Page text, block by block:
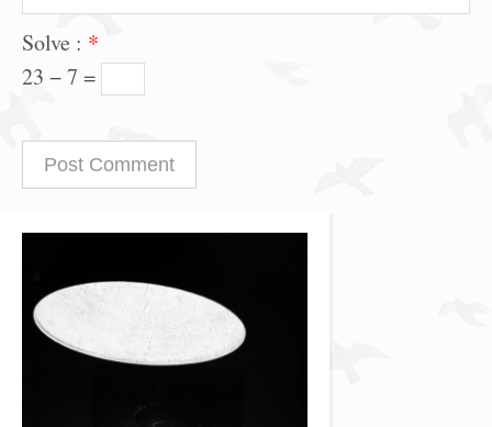
Solve : *
23 − 7 =